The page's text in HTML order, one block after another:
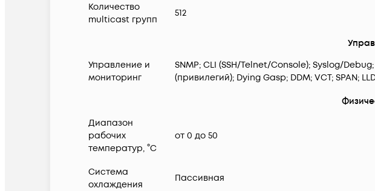
Количество
multicast групп
512
Управление и
мониторинг
SNMP; CLI (SSH/Telnet/Console); Syslog/
(привилегий); Dying Gasp; DDM; VCT;
Диапазон
рабочих
температур, °C
от 0 до 50
Система
охлаждения
Пассивная